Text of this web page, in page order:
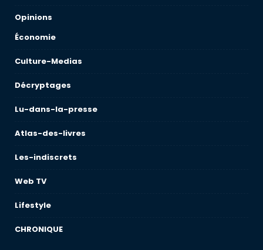
Opinions
Économie
Culture-Medias
Décryptages
Lu-dans-la-presse
Atlas-des-livres
Les-indiscrets
Web TV
Lifestyle
CHRONIQUE